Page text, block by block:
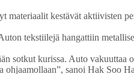
kestävät aktiivisten
tekstiilejä hangattiin
sotkut kurissa. Auto vakuuttaa
sanoi Hak Soo